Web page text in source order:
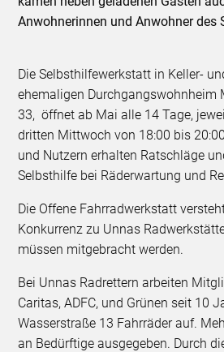
Anwohnerinnen und Anwohner des
Die Selbsthilfewerkstatt in Keller-
ehemaligen Durchgangswohnheim
33, öffnet ab Mai alle 14 Tage,
dritten Mittwoch von 18:00 bis
und Nutzern erhalten Ratschläge
Selbsthilfe bei Räderwartung und
Die Offene Fahrradwerkstatt
Konkurrenz zu Unnas
müssen mitgebracht werden.
Bei Unnas Radrettern arbeiten
Caritas, ADFC, und Grünen seit 10
Wasserstraße 13 Fahrräder auf.
an Bedürftige ausgegeben. Durch